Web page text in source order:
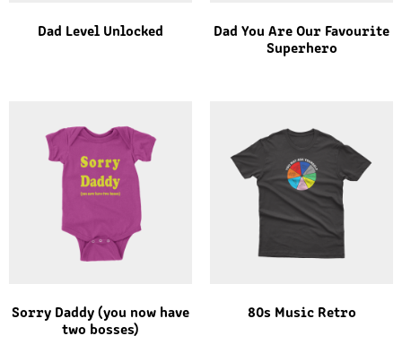
Dad Level Unlocked
Dad You Are Our Favourite
Superhero
Sorry Daddy (you now have
two bosses)
80s Music Retro